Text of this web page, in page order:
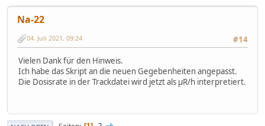
Na-22
#14
04. Juli 2021, 09:24
Vielen Dank für den Hinweis.
Ich habe das Skript an die neuen Gegebenheiten angepasst.
Die Dosisrate in der Trackdatei wird jetzt als µR/h interpretiert.